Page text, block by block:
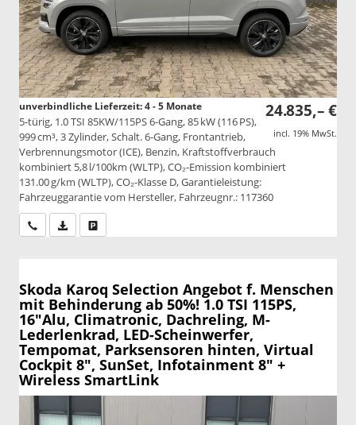
24.835,– €
incl. 19% MwSt.
unverbindliche Lieferzeit: 4 - 5 Monate
5-türig, 1.0 TSI 85KW/115PS 6-Gang, 85 kW (116 PS),
999 cm³, 3 Zylinder, Schalt. 6-Gang, Frontantrieb,
Verbrennungsmotor (ICE), Benzin, Kraftstoffverbrauch
kombiniert 5,8 l/100km (WLTP), CO₂-Emission kombiniert
131.00 g/km (WLTP), CO₂-Klasse D, Garantieleistung:
Fahrzeuggarantie vom Hersteller, Fahrzeugnr.: 117360
Wir rufen Sie anPDF-Datei, Fahrzeugexposé drucken
Skoda Karoq Selection Angebot f. Menschen
mit Behinderung ab 50%! 1.0 TSI 115PS,
16"Alu, Climatronic, Dachreling, M-
Lederlenkrad, LED-Scheinwerfer,
Tempomat, Parksensoren hinten, Virtual
Cockpit 8", SunSet, Infotainment 8" +
Wireless SmartLink